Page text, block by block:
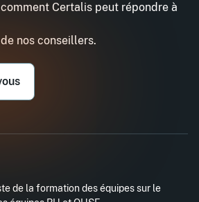
Certalis peut répondre à
nos conseillers.
de la formation des équipes sur le